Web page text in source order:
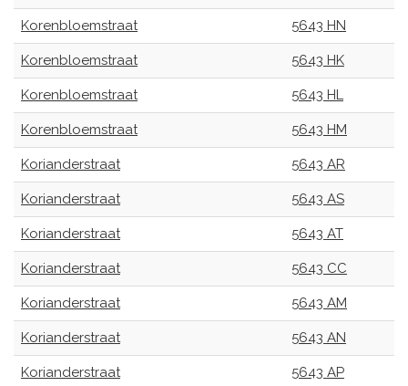
Korenbloemstraat 5643 HN
Korenbloemstraat 5643 HK
Korenbloemstraat 5643 HL
Korenbloemstraat 5643 HM
Korianderstraat 5643 AR
Korianderstraat 5643 AS
Korianderstraat 5643 AT
Korianderstraat 5643 CC
Korianderstraat 5643 AM
Korianderstraat 5643 AN
Korianderstraat 5643 AP